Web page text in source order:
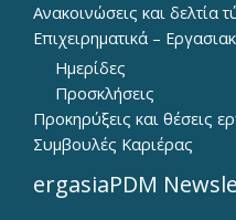
Ανακοινώσεις και δελτία
Επιχειρηματικά –
Ημερίδες
Προσκλήσεις
Προκηρύξεις και θέσεις
Συμβουλές Καριέρας
ergasiaPDM